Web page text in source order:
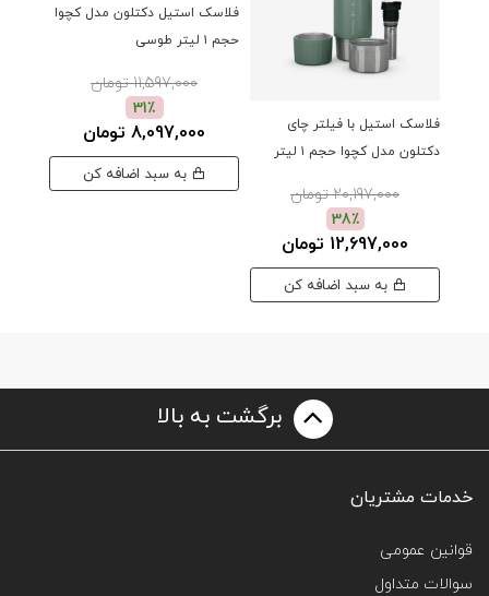
فلاسک استیل با فیلتر چای
دکتلون مدل کچوا حجم ۱ لیتر
20,197,000 تومان
38٪
12,697,000 تومان
فلاسک استیل دکتلون مدل کچوا
حجم ۱ لیتر طوسی
11,597,000 تومان
31٪
8,097,000 تومان
برگشت به بالا
خدمات مشتریان
قوانین عمومی
سوالات متداول